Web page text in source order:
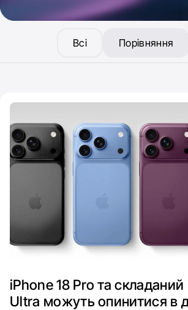
Всі Порівняння
iPhone 18 Pro та
Ultra можуть опинитися в